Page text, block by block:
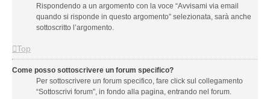
Rispondendo a un argomento con la voce “Avvisami via email
quando si risponde in questo argomento” selezionata, sarà anche
sottoscritto l’argomento.
Top
Come posso sottoscrivere un forum specifico?
Per sottoscrivere un forum specifico, fare click sul collegamento
“Sottoscrivi forum”, in fondo alla pagina, entrando nel forum.